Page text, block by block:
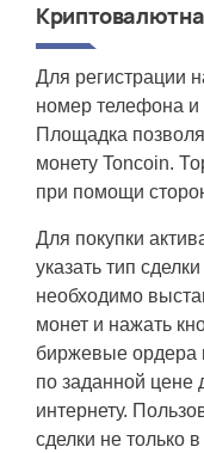
Для регистрации
номер телефона и
Площадка
монету Toncoin.
при помощи
Для покупки
указать тип
необходимо
монет и нажать
биржевые ордера
по заданной цене
интернету.
сделки не только